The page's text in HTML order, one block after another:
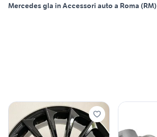
Mercedes gla in Accessori auto a Roma (RM)